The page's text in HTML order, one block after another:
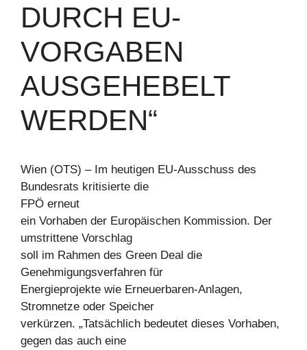
DURCH EU-
VORGABEN
AUSGEHEBELT
WERDEN“
Wien (OTS) – Im heutigen EU-Ausschuss des
Bundesrats kritisierte die
FPÖ erneut
ein Vorhaben der Europäischen Kommission. Der
umstrittene Vorschlag
soll im Rahmen des Green Deal die
Genehmigungsverfahren für
Energieprojekte wie Erneuerbaren-Anlagen,
Stromnetze oder Speicher
verkürzen. „Tatsächlich bedeutet dieses Vorhaben,
gegen das auch eine